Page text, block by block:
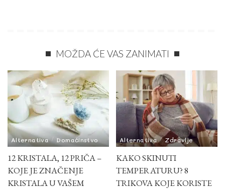
MOŽDA ĆE VAS ZANIMATI
Alternativa Domaćinstvo
12 KRISTALA, 12 PRIČA –
KOJE JE ZNAČENJE
KRISTALA U VAŠEM
Alternativa Zdravlje
KAKO SKINUTI
TEMPERATURU? 8
TRIKOVA KOJE KORISTE